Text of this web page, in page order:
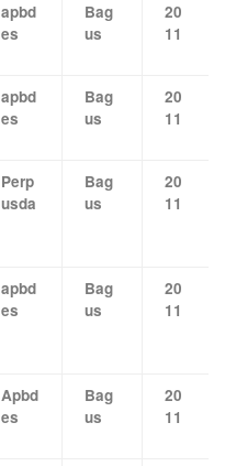
apbd
es
Bag
us
20
11
apbd
es
Bag
us
20
11
Perp
usda
Bag
us
20
11
apbd
es
Bag
us
20
11
Apbd
es
Bag
us
20
11